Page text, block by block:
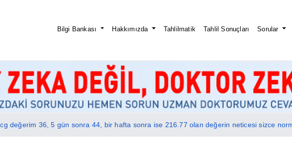
Bilgi Bankası Hakkımızda Tahlilmatik Tahlil Sonuçları Sorular
değerim 36, 5 gün sonra 44, bir hafta sonra ise 216.77 olan değerin neticesi sizce